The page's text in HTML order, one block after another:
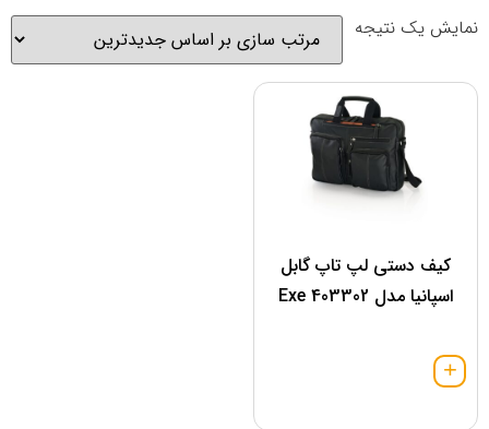
نمایش یک نتیجه
کيف دستی لپ تاپ گابل
اسپانیا مدل 403302 Exe